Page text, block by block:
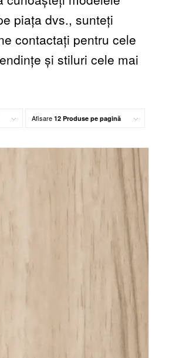
piața dvs., sunteți
contactați pentru cele
și stiluri cele mai
Afisare 12 Produse pe pagină